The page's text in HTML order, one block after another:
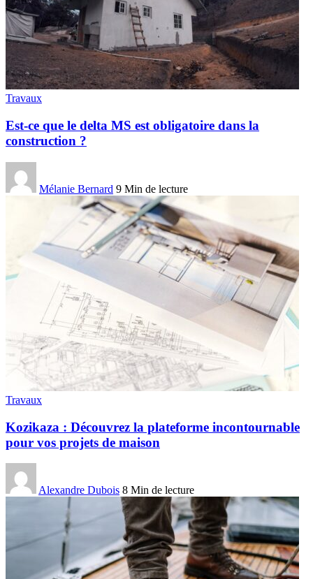
Travaux
Est-ce que le delta MS est obligatoire dans la
construction ?
Mélanie Bernard 9 Min de lecture
Travaux
Kozikaza : Découvrez la plateforme incontournable
pour vos projets de maison
Alexandre Dubois 8 Min de lecture